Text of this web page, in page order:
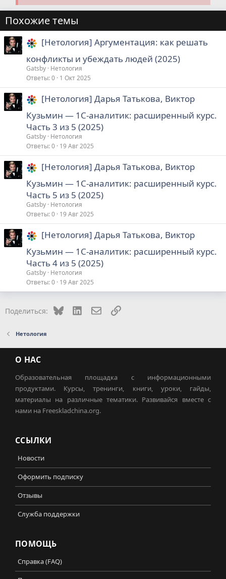
Похожие темы
[Нетология] Аргументация: как решать
конфликты и убеждать людей (2025)
Gatsby Нетология
Ответы 0 1 Окт 2025
[Нетология] Дарья Татькова, Виктор
Кузьмин ― 1C-аналитик: расширенный курс.
Часть 3 из 5 (2025)
Gatsby Нетология
Ответы 0 19 Авг 2025
[Нетология] Дарья Татькова, Виктор
Кузьмин ― 1C-аналитик: расширенный курс.
Часть 5 из 5 (2025)
Gatsby Нетология
Ответы 0 19 Авг 2025
[Нетология] Дарья Татькова, Виктор
Кузьмин ― 1C-аналитик: расширенный курс.
Часть 4 из 5 (2025)
Gatsby Нетология
Ответы 0 19 Авг 2025
Поделиться: Bluesky LinkedInЭлектронная почта
Ссылка
Нетология
О НАС
Образовательная площадка с информационными
продуктами. Курсы, тренинги, книги, уроки, гайды,
материалы на различные тематики. Развивайся вместе с
нами на Freeskladchina.org.
ССЫЛКИ
Новости
Оформить подписку
Отзывы
Служба поддержки
ПОМОЩЬ
Справка (FAQ)